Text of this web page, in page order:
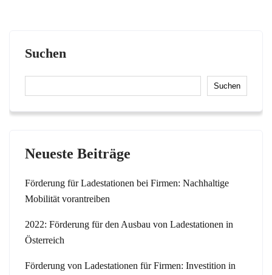
Suchen
Suchen
Neueste Beiträge
Förderung für Ladestationen bei Firmen: Nachhaltige
Mobilität vorantreiben
2022: Förderung für den Ausbau von Ladestationen in
Österreich
Förderung von Ladestationen für Firmen: Investition in